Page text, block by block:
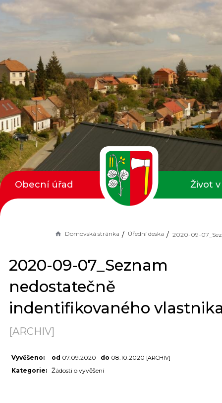
Domovská stránka Úřední deska
2020-09-07_Seznam
nedostatečně
indentifikovaného
[ARCHIV]
Vyvěšeno: od 07.09.2020 do 08.10.2020 [ARCHIV]
Kategorie: Žádosti o vyvěšení
Obecní úřad Život